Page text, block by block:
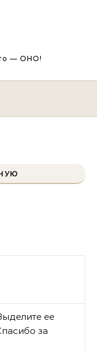
— ОНО!
ее
за